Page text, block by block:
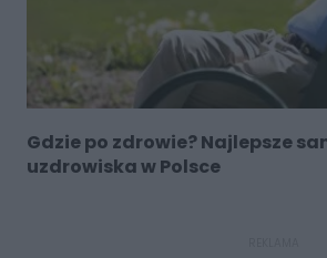
Gdzie po zdrowie? Najlepsze
uzdrowiska w Polsce